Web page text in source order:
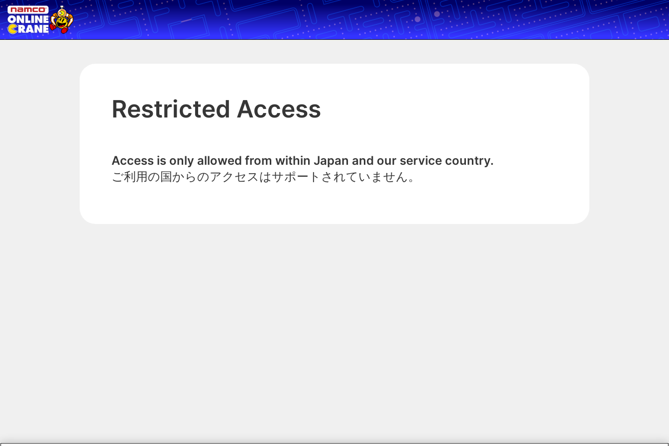
Restricted Access
Access is only allowed from within Japan and our service country.
ご利用の国からのアクセスはサポートされていません。